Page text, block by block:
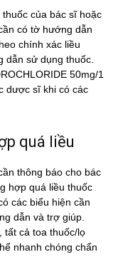
của bác sĩ hoặc
có tờ hướng dẫn
chính xác liều
sử dụng thuốc.
50mg/1
dược sĩ khi có các
quá liều
thông báo cho bác
hợp quá liều thuốc
các biểu hiện cần
dẫn và trợ giúp.
tất cả toa thuốc/lọ
nhanh chóng chẩn